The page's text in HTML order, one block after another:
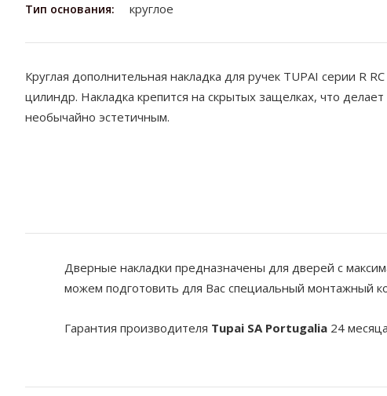
Тип основания: круглое
Круглая дополнительная накладка для ручек TUPAI серии R
цилиндр. Накладка крепится на скрытых защелках, что
необычайно эстетичным.
Дверные накладки предназначены для дверей с
можем подготовить для Вас специальный монтажный
Гарантия производителя Tupai SA Portugalia 24